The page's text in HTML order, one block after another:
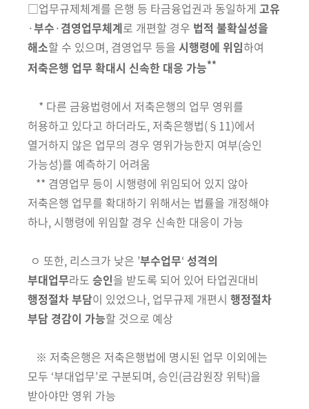
□업무규제체계를 은행 등 타금융업권과 동일하게 고유
·부수·겸영업무체계로 개편할 경우 법적 불확실성을
해소할 수 있으며, 겸영업무 등을 시행령에 위임하여
저축은행 업무 확대시 신속한 대응 가능**
* 다른 금융법령에서 저축은행의 업무 영위를
허용하고 있다고 하더라도, 저축은행법(§11)에서
열거하지 않은 업무의 경우 영위가능한지 여부(승인
가능성)를 예측하기 어려움
** 겸영업무 등이 시행령에 위임되어 있지 않아
저축은행 업무를 확대하기 위해서는 법률을 개정해야
하나, 시행령에 위임할 경우 신속한 대응이 가능
ㅇ 또한, 리스크가 낮은 ’부수업무‘ 성격의
부대업무라도 승인을 받도록 되어 있어 타업권대비
행정절차 부담이 있었으나, 업무규제 개편시 행정절차
부담 경감이 가능할 것으로 예상
※ 저축은행은 저축은행법에 명시된 업무 이외에는
모두 ‘부대업무’로 구분되며, 승인(금감원장 위탁)을
받아야만 영위 가능